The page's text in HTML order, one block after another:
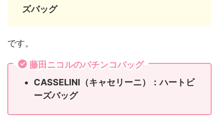
ズバッグ
です。
藤田ニコルのパチンコバッグ
CASSELINI（キャセリーニ）：ハートビ
ーズバッグ